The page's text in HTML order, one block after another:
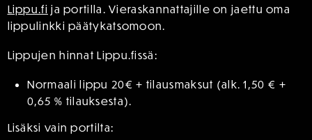
Lippu.fi ja portilla. Vieraskannattajille on jaettu oma
lippulinkki päätykatsomoon.
Lippujen hinnat Lippu.fissä:
Normaali lippu 20€ + tilausmaksut (alk. 1,50 € +
0,65 % tilauksesta).
Lisäksi vain portilta: